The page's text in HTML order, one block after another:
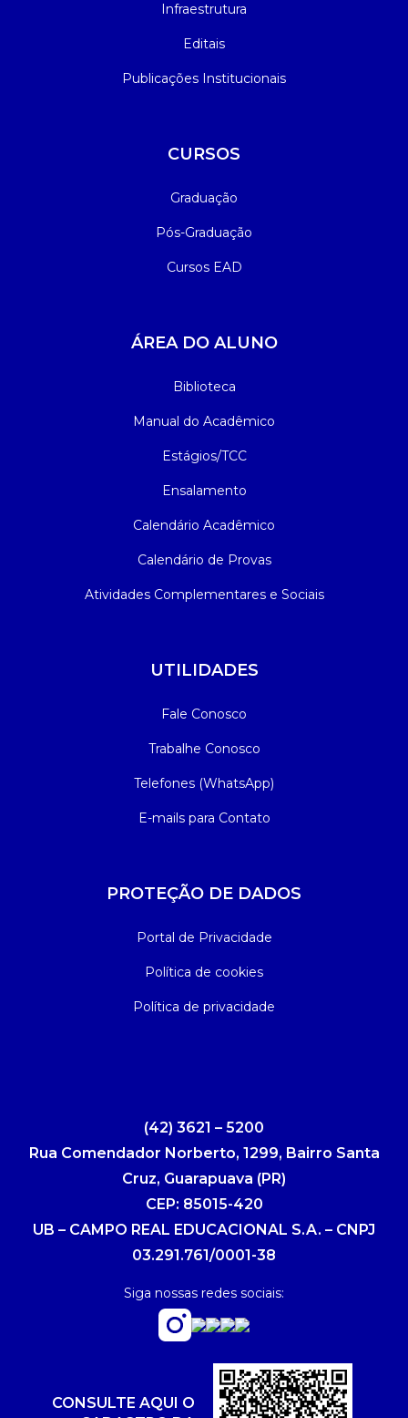
Infraestrutura
Editais
Publicações Institucionais
CURSOS
Graduação
Pós-Graduação
Cursos EAD
ÁREA DO ALUNO
Biblioteca
Manual do Acadêmico
Estágios/TCC
Ensalamento
Calendário Acadêmico
Calendário de Provas
Atividades Complementares e Sociais
UTILIDADES
Fale Conosco
Trabalhe Conosco
Telefones (WhatsApp)
E-mails para Contato
PROTEÇÃO DE DADOS
Portal de Privacidade
Política de cookies
Política de privacidade
(42) 3621 – 5200
Rua Comendador Norberto, 1299, Bairro Santa
Cruz, Guarapuava (PR)
CEP: 85015-420
UB – CAMPO REAL EDUCACIONAL S.A. – CNPJ
03.291.761/0001-38
Siga nossas redes sociais:
CONSULTE AQUI O